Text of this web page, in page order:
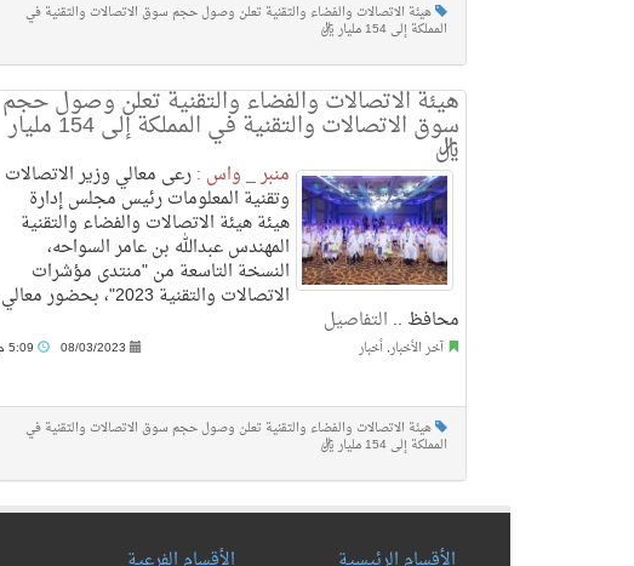
هيئة الاتصالات والفضاء والتقنية تعلن وصول حجم سوق الاتصالات والتقنية في
المملكة إلى 154 مليار ريال
هيئة الاتصالات والفضاء والتقنية تعلن وصول حجم
سوق الاتصالات والتقنية في المملكة إلى 154 مليار
ريال
منبر _ واس :رعى معالي وزير الاتصالات
وتقنية المعلومات رئيس مجلس إدارة
هيئة هيئة الاتصالات والفضاء والتقنية
المهندس عبدالله بن عامر السواحه،
النسخة التاسعة من "منتدى مؤشرات
الاتصالات والتقنية 2023"، بحضور معالي
محافظ .. التفاصيل
آخر الأخبار,أخبار 08/03/2023
هيئة الاتصالات والفضاء والتقنية تعلن وصول حجم سوق الاتصالات والتقنية في
المملكة إلى 154 مليار ريال